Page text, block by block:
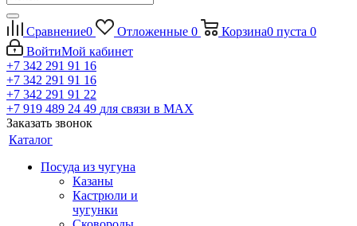
Сравнение0 Отложенные 0 Корзина0 пуста 0
ВойтиМой кабинет
+7 342 291 91 16
+7 342 291 91 16
+7 342 291 91 22
+7 919 489 24 49 для связи в МАХ
Заказать звонок
Каталог
Посуда из чугуна
Казаны
Кастрюли и
чугунки